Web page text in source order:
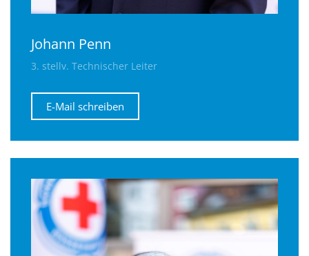
Johann Penn
3. stellv. Technischer Leiter
E-Mail schreiben